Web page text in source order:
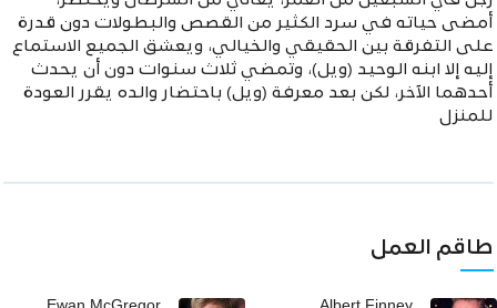
أمضى حياته في سرد الكثير من القصص والبطولات دون قدرة
على التفرقة بين الحقيقي والخيالي، ويعشق الجميع الاستماع
إليه إلا ابنه الوحيد (ويل)، وتمضي ثلاث سنوات دون أن يحدث
أحدهما الآخر، لكن بعد معرفة (ويل) باحتضار والده يقرر العودة
للمنزل
طاقم العمل